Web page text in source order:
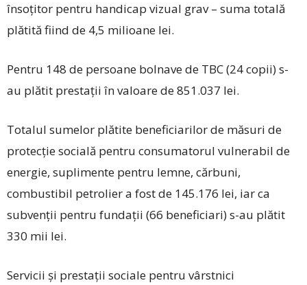
însoțitor pentru handicap vizual grav – suma totală
plătită fiind de 4,5 milioane lei.
Pentru 148 de persoane bolnave de TBC (24 copii) s-
au plătit prestații în valoare de 851.037 lei.
Totalul sumelor plătite beneficiarilor de măsuri de
protecție socială pentru consumatorul vulnerabil de
energie, suplimente pentru lemne, cărbuni,
combustibil petrolier a fost de 145.176 lei, iar ca
subvenții pentru fundații (66 beneficiari) s-au plătit
330 mii lei.
Servicii și prestații sociale pentru vârstnici